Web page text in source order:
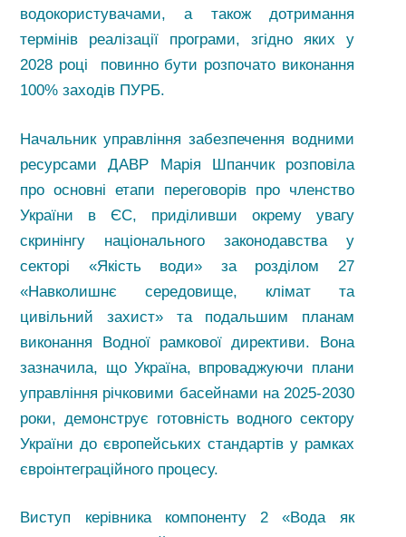
водокористувачами, а також дотримання
термінів реалізації програми, згідно яких у
2028 році повинно бути розпочато виконання
100% заходів ПУРБ.
Начальник управління забезпечення водними
ресурсами ДАВР Марія Шпанчик розповіла
про основні етапи переговорів про членство
України в ЄС, приділивши окрему увагу
скринінгу національного законодавства у
секторі «Якість води» за розділом 27
«Навколишнє середовище, клімат та
цивільний захист» та подальшим планам
виконання Водної рамкової директиви. Вона
зазначила, що Україна, впроваджуючи плани
управління річковими басейнами на 2025-2030
роки, демонструє готовність водного сектору
України до європейських стандартів у рамках
євроінтеграційного процесу.
Виступ керівника компоненту 2 «Вода як